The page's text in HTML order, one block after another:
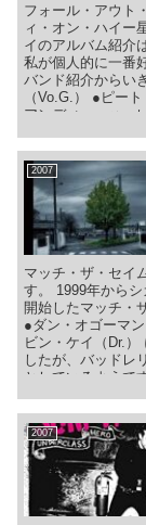
フォール・アウト
ィ・オン・ハイー
イのアルバム紹介
私が個人的に一番
バンド紹介からい
（Vo.G.） ●ピー
アンディー・ハー
2007
マッチ・ザ・セイ
す。 1999年から
開始したマッチ・
●ダン・オゴーマ
ビン・ケイ（Dr.
したが、バッドレ
としているようで
2007